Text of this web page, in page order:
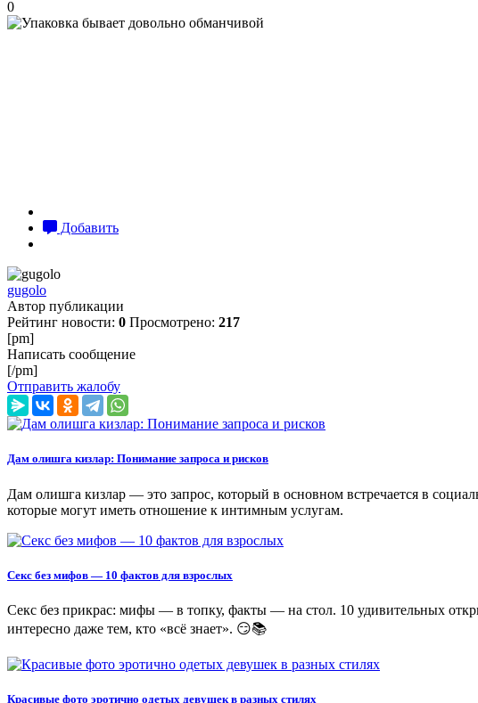
0
Добавить
gugolo
Автор публикации
Рейтинг новости: 0 Просмотрено: 217
[pm]
Написать сообщение
[/pm]
Отправить жалобу
Дам олишга кизлар: Понимание запроса и рисков
Дам олишга кизлар — это запрос, который в основном встречается в
которые могут иметь отношение к интимным услугам.
Секс без мифов — 10 фактов для взрослых
Секс без прикрас: мифы — в топку, факты — на стол. 10 удивительных
интересно даже тем, кто «всё знает». 😏📚
Красивые фото эротично одетых девушек в разных стилях